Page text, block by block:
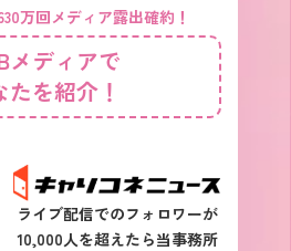
万回メディア露出確約！
メディアで
たを紹介！
ライブ配信でのフォロワーが
10,000人を超えたら当事務所